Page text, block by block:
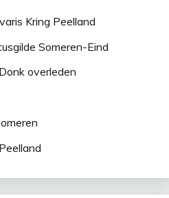
Kring Peelland
Someren-Eind
overleden